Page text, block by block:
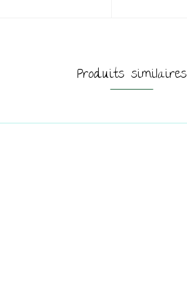
Produits similaires